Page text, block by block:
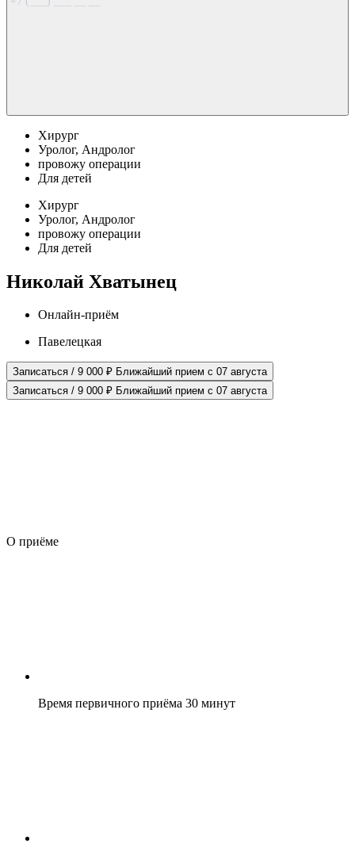
Хирург
Уролог, Андролог
провожу операции
Для детей
Хирург
Уролог, Андролог
провожу операции
Для детей
Николай Хватынец
Онлайн-приём
Павелецкая
Записаться / 9 000 ₽ Ближайший прием с 07 августа
Записаться / 9 000 ₽ Ближайший прием с 07 августа
О приёме
Время первичного приёма 30 минут